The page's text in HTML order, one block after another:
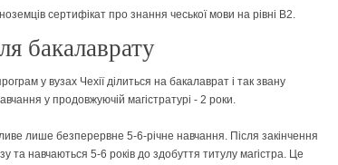
сертифікат про знання чеської мови на рівні B2.
бакалаврату
у вузах Чехії ділиться на бакалаврат і так звану
у продовжуючій магістратурі - 2 роки.
лише безперервне 5-6-річне навчання. Після закінчення
та навчаються 5-6 років до здобуття титулу магістра. Це